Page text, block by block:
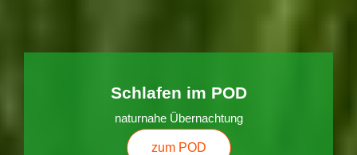
Schlafen im POD
naturnahe Übernachtung
zum POD